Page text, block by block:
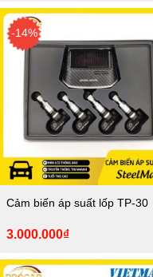
-14%
Cảm biến áp suất lốp TP-30
Giá
là:
3.500.000₫.
3.000.000₫Giá
tại